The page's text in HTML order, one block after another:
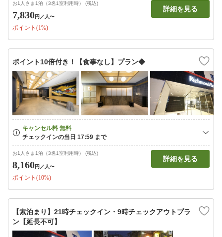
お1人さま1泊（3名1室利用時） (税込)
7,830円 ／人〜
ポイント(1%)
詳細を見る
ポイント10倍付き！【食事なし】プラン◆
お1人さま1泊（3名1室利用時） (税込)
8,160円 ／人〜
ポイント(10%)
詳細を見る
【素泊まり】21時チェックイン・9時チェックアウトプラ
ン【延長不可】